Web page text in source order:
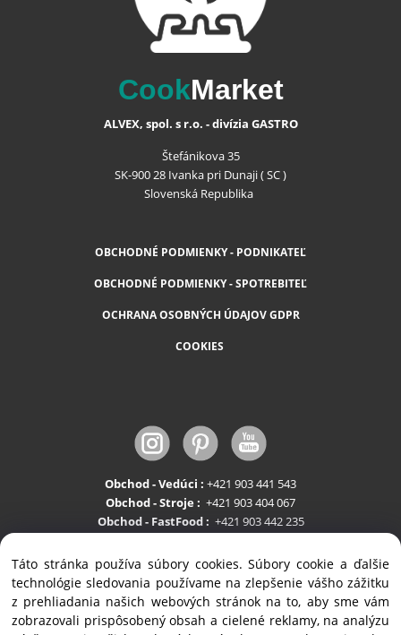
CookMarket
ALVEX, spol. s r.o. - divízia GASTRO
Štefánikova 35
SK-900 28 Ivanka pri Dunaji ( SC )
Slovenská Republika
OBCHODNÉ PODMIENKY - PODNIKATEĽ
OBCHODNÉ PODMIENKY - SPOTREBITEĽ
OCHRANA OSOBNÝCH ÚDAJOV GDPR
COOKIES
Obchod - Vedúci : +421 903 441 543
Obchod - Stroje : +421 903 404 067
Obchod - FastFood : +421 903 442 235
Táto stránka používa súbory cookies. Súbory cookie a ďalšie
technológie sledovania používame na zlepšenie vášho zážitku
z prehliadania našich webových stránok na to, aby sme vám
zobrazovali prispôsobený obsah a cielené reklamy, na analýzu